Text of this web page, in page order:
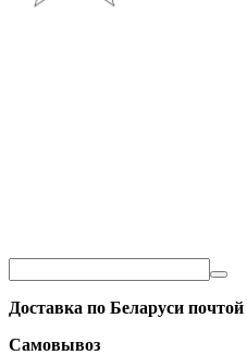
Доставка по Беларуси почтой
Самовывоз